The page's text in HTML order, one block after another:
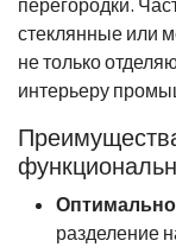
стеклянные или
не только
интерьеру
разделение